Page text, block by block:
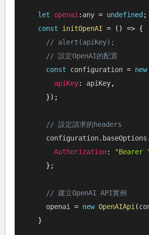
let openai : any = undefined ;
const
initOpenAI = ( ) => {
// alert(apiKey);
// 設定OpenAI的配置
const configuration = new
apiKey: apiKey,
}) ;
// 設定請求的headers
    configuration
. baseOptions .
Authorization: "Bearer
} ;
// 建立OpenAI API實例
    openai
= new OpenAIApi (
}